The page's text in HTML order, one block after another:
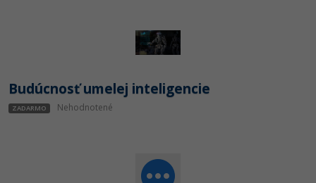
Budúcnosť umelej inteligencie
ZADARMO Nehodnotené